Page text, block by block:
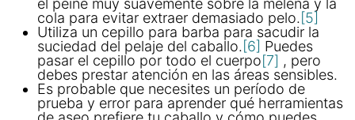
el peine muy suavemente sobre la melena y la
cola para evitar extraer demasiado pelo. [5]
Utiliza un cepillo para barba para sacudir la
suciedad del pelaje del caballo. [6] Puedes
pasar el cepillo por todo el cuerpo[7] , pero
debes prestar atención en las áreas sensibles.
Es probable que necesites un período de
prueba y error para aprender qué herramientas